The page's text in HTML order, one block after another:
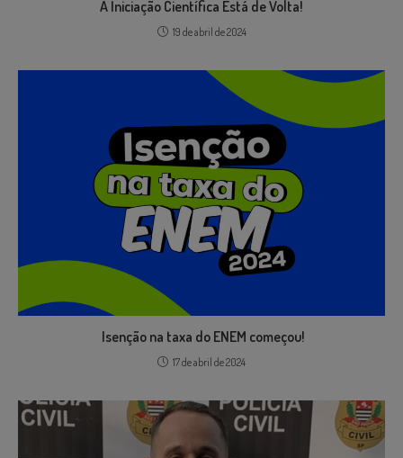
A Iniciação Científica Está de Volta!
19 de abril de 2024
Isenção na taxa do ENEM começou!
17 de abril de 2024